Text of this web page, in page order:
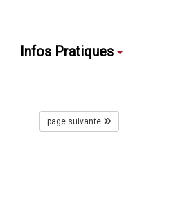
Infos Pratiques
page suivante